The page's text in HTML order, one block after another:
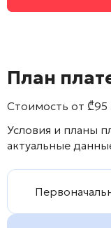
План
Стоимость от ₾95
Условия и планы
актуальные